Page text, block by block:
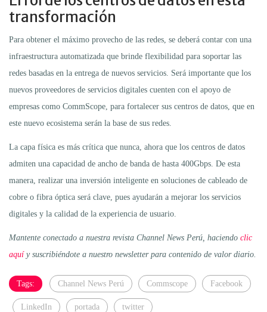
transformación
Para obtener el máximo provecho de las redes, se deberá contar con una
infraestructura automatizada que brinde flexibilidad para soportar las
redes basadas en la entrega de nuevos servicios. Será importante que los
nuevos proveedores de servicios digitales cuenten con el apoyo de
empresas como CommScope, para fortalecer sus centros de datos, que en
este nuevo ecosistema serán la base de sus redes.
La capa física es más crítica que nunca, ahora que los centros de datos
admiten una capacidad de ancho de banda de hasta 400Gbps. De esta
manera, realizar una inversión inteligente en soluciones de cableado de
cobre o fibra óptica será clave, pues ayudarán a mejorar los servicios
digitales y la calidad de la experiencia de usuario.
Mantente conectado a nuestra revista Channel News Perú, haciendo clic
aquíy suscribiéndote a nuestro newsletter para contenido de valor diario.
Tags: Channel News Perú Commscope Facebook
LinkedIn portada twitter